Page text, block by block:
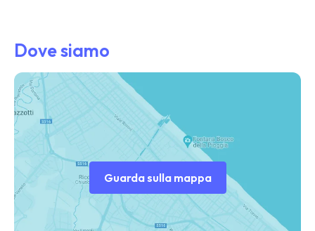
Dove siamo
Guarda sulla mappa